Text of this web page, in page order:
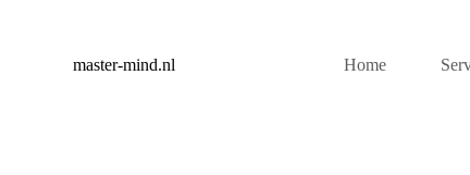
master-mind.nl Home